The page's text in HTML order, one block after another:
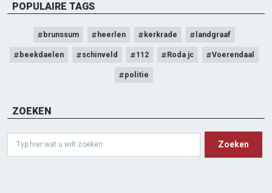
POPULAIRE TAGS
brunssum heerlen kerkrade landgraaf
beekdaelen schinveld 112 Roda jc Voerendaal
politie
ZOEKEN